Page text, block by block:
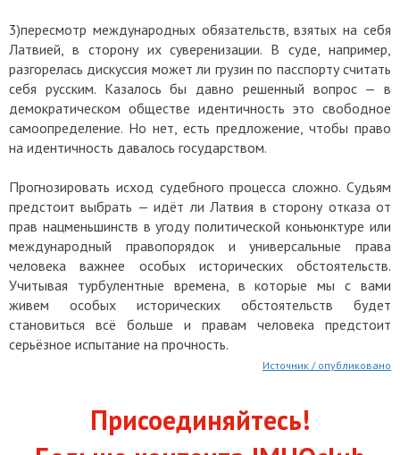
3)пересмотр международных обязательств, взятых на себя
Латвией, в сторону их суверенизации. В суде, например,
разгорелась дискуссия может ли грузин по пасспорту считать
себя русским. Казалось бы давно решенный вопрос — в
демократическом обществе идентичность это свободное
самоопределение. Но нет, есть предложение, чтобы право
на идентичность давалось государством.
Прогнозировать исход судебного процесса сложно. Судьям
предстоит выбрать — идёт ли Латвия в сторону отказа от
прав нацменьшинств в угоду политической коньюнктуре или
международный правопорядок и универсальные права
человека важнее особых исторических обстоятельств.
Учитывая турбулентные времена, в которые мы с вами
живем особых исторических обстоятельств будет
становиться всё больше и правам человека предстоит
серьёзное испытание на прочность.
Источник / опубликовано
Присоединяйтесь!